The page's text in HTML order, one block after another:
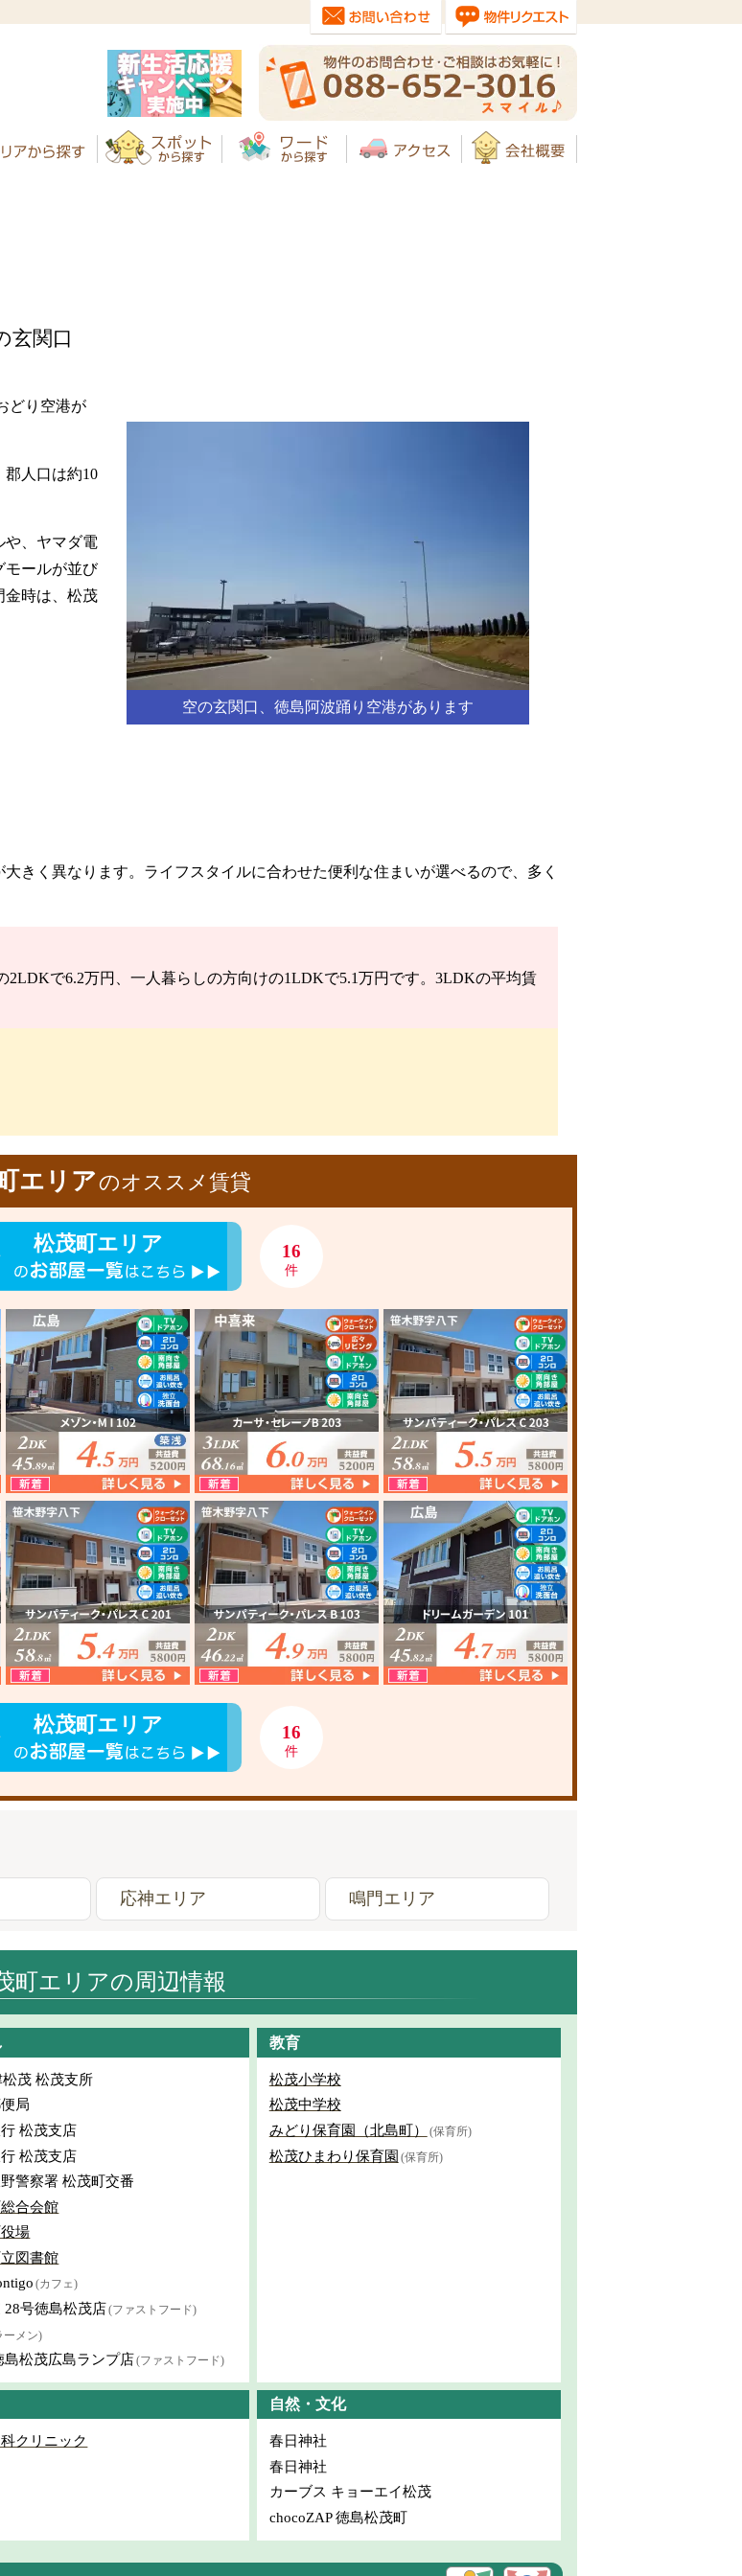
玄関口
空の玄関口、徳島阿波踊り空港があります
どり空港が
人口は約10
や、ヤマダ電
モールが並び
金時は、松茂
きく異なります。ライフスタイルに合わせた便利な住まいが選べるので、多く
で6.2万円、一人暮らしの方向けの1LDKで5.1万円です。3LDKの平均賃
エリアのオススメ賃貸
松茂町エリア 16
件
松茂町エリア 16
件
応神エリア 鳴門エリア
町エリアの周辺情報
松茂 松茂支所
局
松茂支店
松茂支店
警察署 松茂町交番
合会館
場
図書館
(カフェ)
28号徳島松茂店(ファストフード)
ーメン)
島松茂広島ランプ店(ファストフード)
教育
松茂小学校
松茂中学校
みどり保育園（北島町）
(保育所)
松茂ひまわり保育園 (保育所)
クリニック
自然・文化
春日神社
春日神社
カーブス キョーエイ松茂
chocoZAP 徳島松茂町